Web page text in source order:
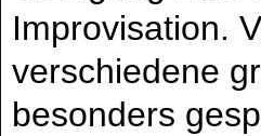
Improvisation.
verschiedene
besonders